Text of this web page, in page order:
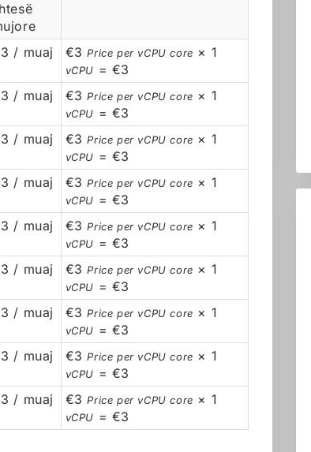
/ muaj €3Price per vCPU core × 1
vCPU = €3
/ muaj €3Price per vCPU core × 1
vCPU = €3
/ muaj €3Price per vCPU core × 1
vCPU = €3
/ muaj €3Price per vCPU core × 1
vCPU = €3
/ muaj €3Price per vCPU core × 1
vCPU = €3
/ muaj €3Price per vCPU core × 1
vCPU = €3
/ muaj €3Price per vCPU core × 1
vCPU = €3
/ muaj €3Price per vCPU core × 1
vCPU = €3
/ muaj €3Price per vCPU core × 1
vCPU = €3